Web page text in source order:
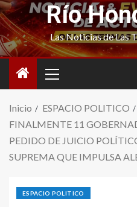
Río
Las Noticias de Las
Inicio
ESPACIO POLITICO
FINALMENTE 11
PEDIDO DE JUICIO
SUPREMA QUE IMPULSA
ESPACIO POLITICO